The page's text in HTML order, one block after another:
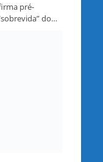
pré-
do